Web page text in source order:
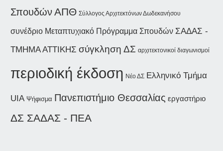
ΣπουδώνΑΠΘ Σύλλογος Αρχιτεκτόνων Δωδεκανήσου
συνέδριο Μεταπτυχιακό Πρόγραμμα Σπουδών ΣΑΔΑΣ -
ΤΜΗΜΑ ΑΤΤΙΚΗΣ σύγκληση ΔΣ αρχιτεκτονικοί διαγωνισμοί
περιοδική έκδοση Νέο ΔΣ Ελληνικό Τμήμα
UIA Ψήφισμα Πανεπιστήμιο Θεσσαλίας εργαστήριο
ΔΣ ΣΑΔΑΣ - ΠΕΑ